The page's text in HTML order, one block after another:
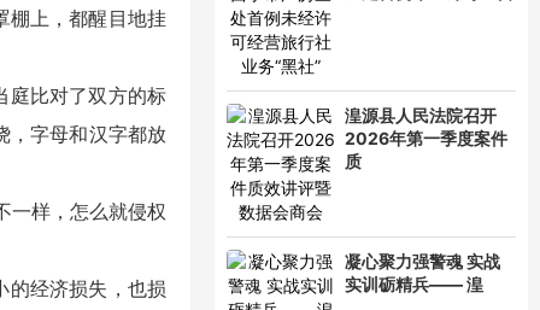
湟源县人民法院召开
2026年第一季度案件
质
凝心聚力强警魂 实战
实训砺精兵—— 湟
上，都醒目地挂
比对了双方的标
，字母和汉字都放
一样，怎么就侵权
经济损失，也损